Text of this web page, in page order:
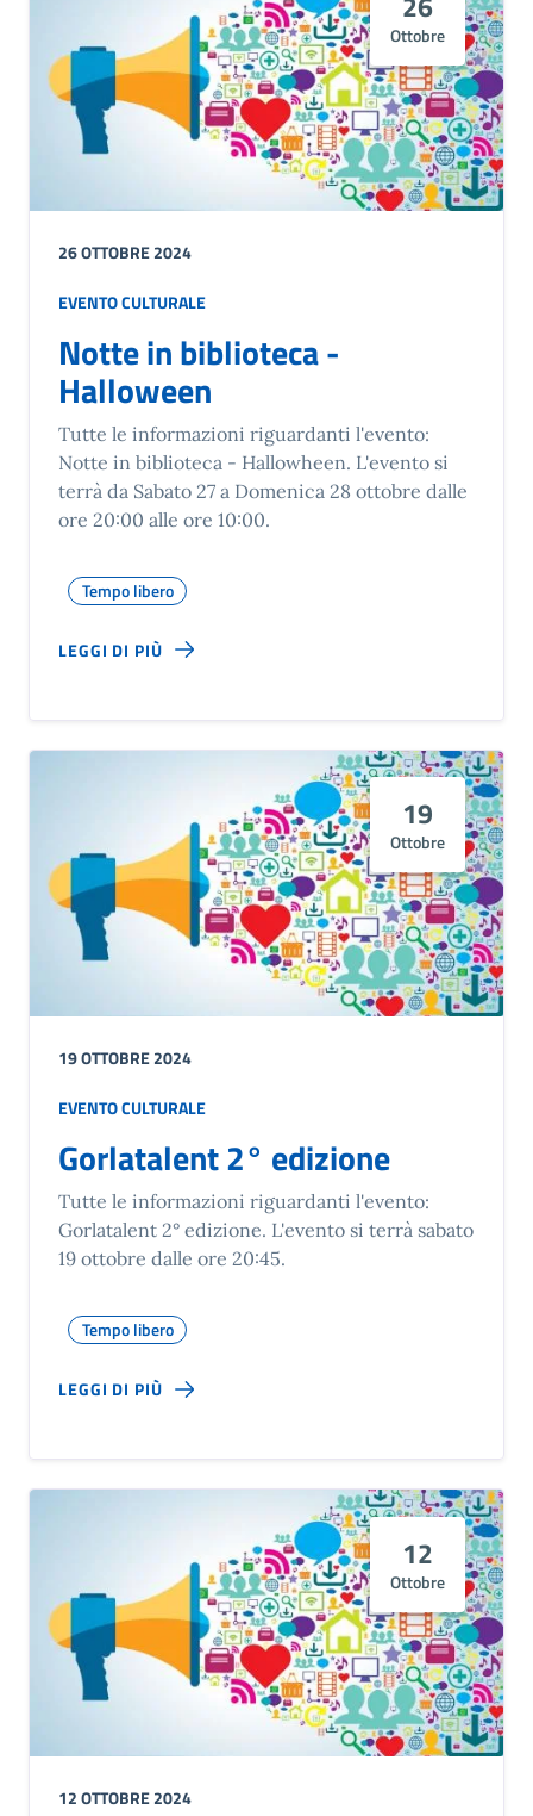
Ottobre
26 OTTOBRE 2024
EVENTO CULTURALE
Notte in biblioteca -
Halloween
Tutte le informazioni riguardanti l'evento:
Notte in biblioteca - Hallowheen. L'evento si
terrà da Sabato 27 a Domenica 28 ottobre dalle
ore 20:00 alle ore 10:00.
Tempo libero
LEGGI DI PIÙ
19
Ottobre
19 OTTOBRE 2024
EVENTO CULTURALE
Gorlatalent 2° edizione
Tutte le informazioni riguardanti l'evento:
Gorlatalent 2° edizione. L'evento si terrà sabato
19 ottobre dalle ore 20:45.
Tempo libero
LEGGI DI PIÙ
12
Ottobre
12 OTTOBRE 2024